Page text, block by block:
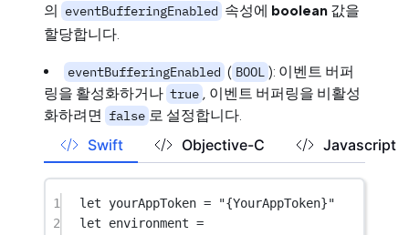
의 eventBufferingEnabled 속성에 boolean 값을
할당합니다.
eventBufferingEnabled ( BOOL ): 이벤트 버퍼
링을 활성화하거나 true , 이벤트 버퍼링을 비활성
화하려면 false 로 설정합니다.
Swift Objective-C Javascript
1 let yourAppToken =
"{YourAppToken}"
2
let environment =